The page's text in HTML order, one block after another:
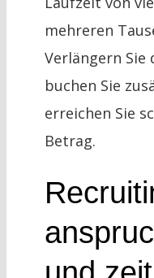
mehreren
Verlängern Sie
buchen Sie
erreichen Sie
Betrag.